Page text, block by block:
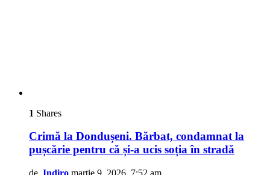
1 Shares
Crimă la Dondușeni. Bărbat, condamnat la
pușcărie pentru că și-a ucis soția în stradă